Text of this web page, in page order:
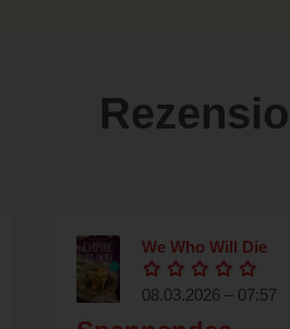
We Who Will Die
08.03.2026 – 07:57